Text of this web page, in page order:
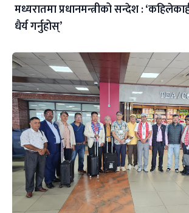
मध्यरातमा प्रधानमन्त्रीको सन्देश :
धैर्य गर्नुहोस्’